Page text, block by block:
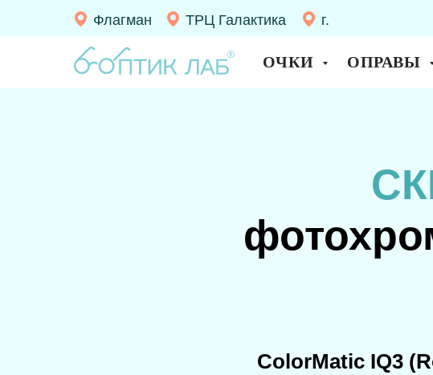
Флагман ТРЦ Галактика
г.
ОЧКИ ОПРАВЫ
ColorMatic IQ3